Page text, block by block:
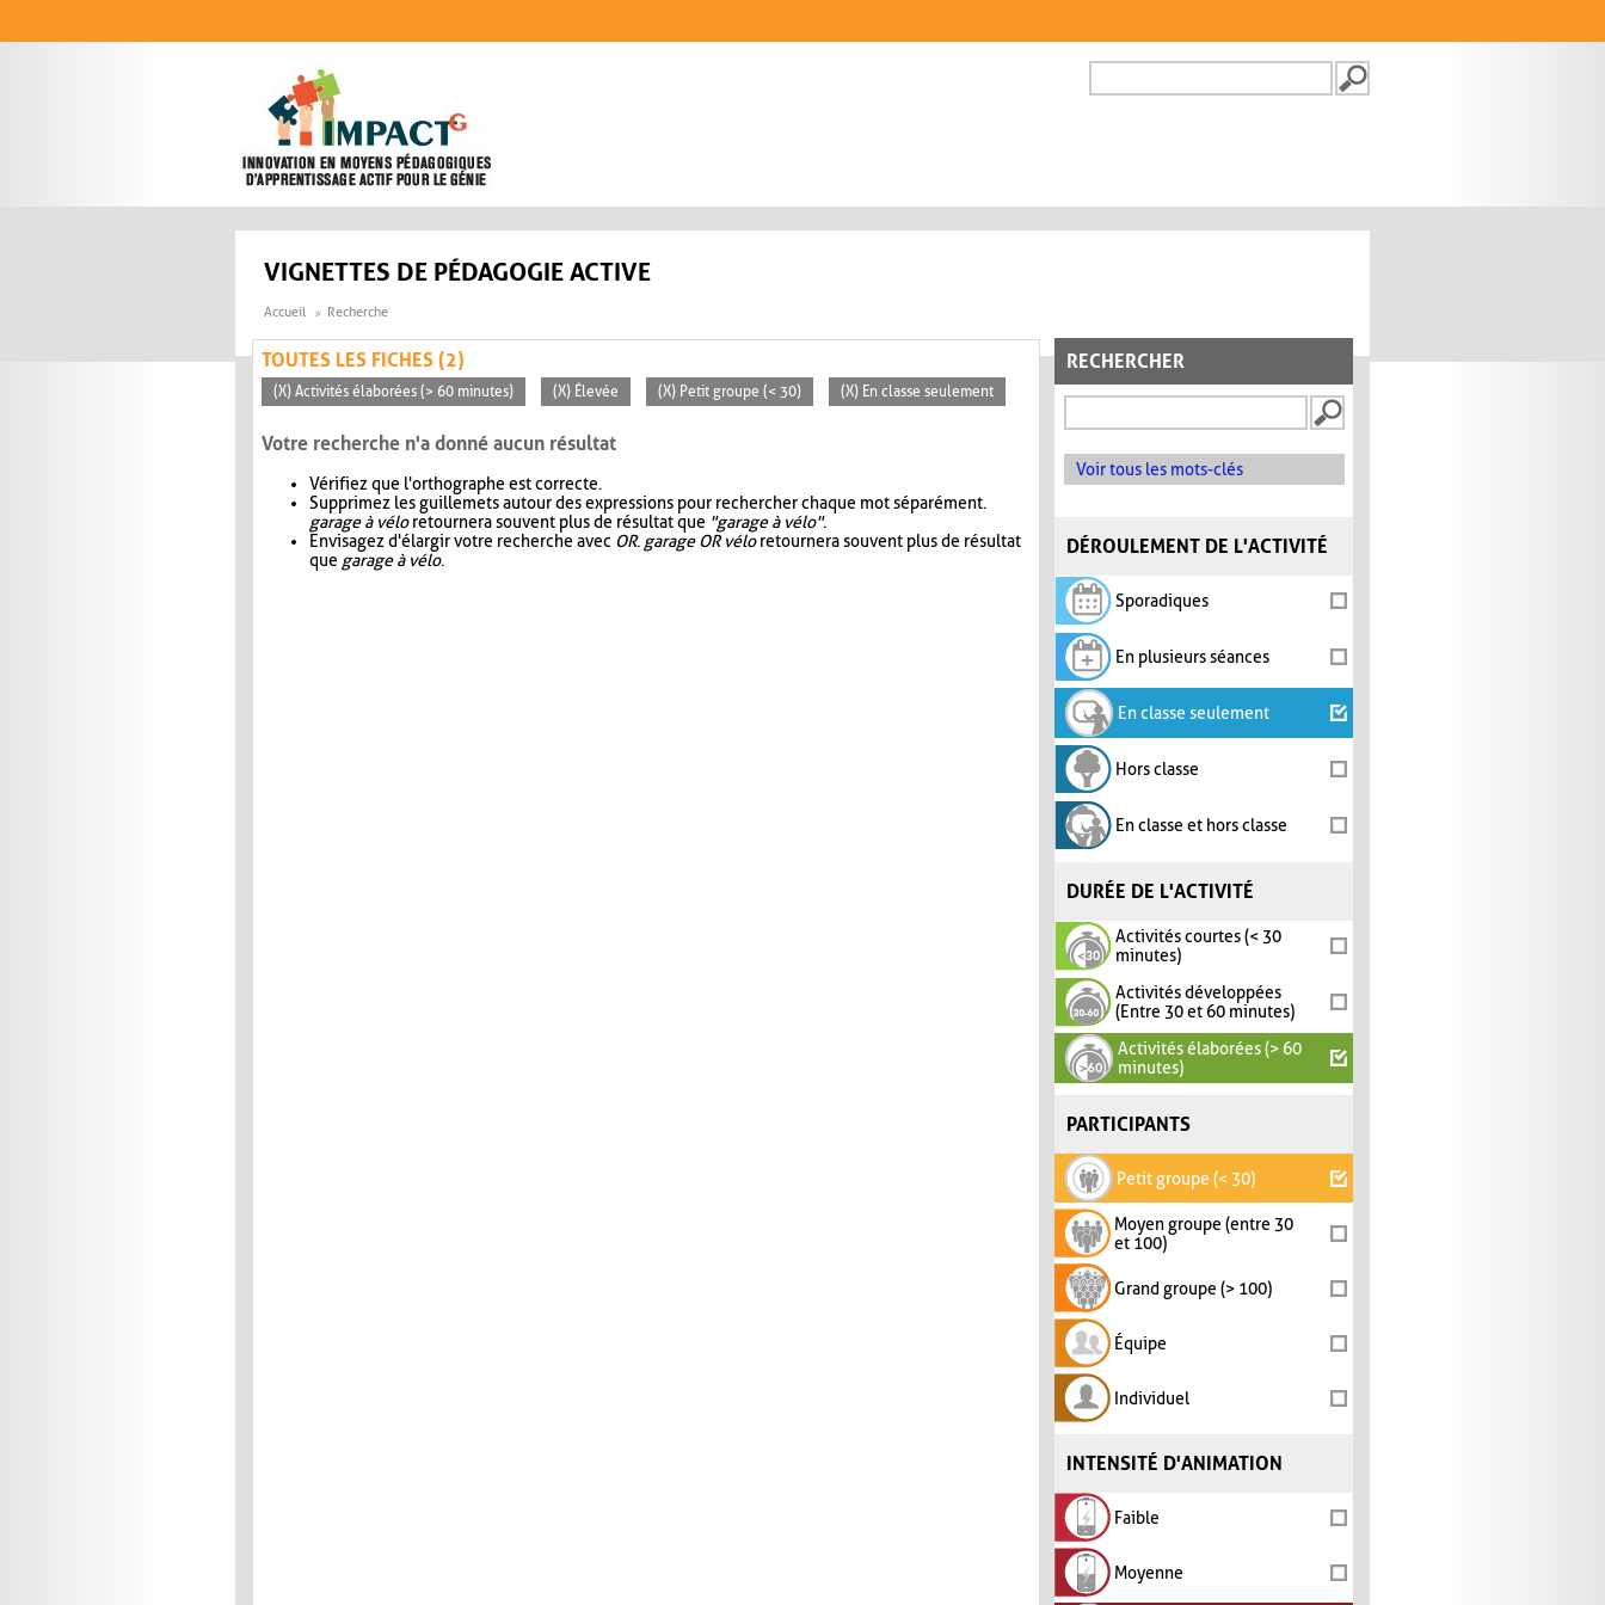
FORMULAIRE DE
VIGNETTES DE PÉDAGOGIE ACTIVE
Accueil Recherche
RECHERCHER
Voir tous les mots-clés
DÉROULEMENT DE L'ACTIVITÉ
Sporadiques
En plusieurs séances
En classe seulement
Hors classe
En classe et hors classe
DURÉE DE L'ACTIVITÉ
Activités courtes (< 30
minutes)
Activités développées
(Entre 30 et 60 minutes)
Activités élaborées (> 60
minutes)
PARTICIPANTS
Petit groupe (< 30)
Moyen groupe (entre 30
et 100)
Grand groupe (> 100)
Équipe
Individuel
INTENSITÉ D'ANIMATION
Faible
Moyenne
TOUTES LES FICHES (2)
(X) Activités élaborées (> 60 minutes) (X) Élevée (X) Petit groupe (< 30) (X) En classe seulement
Votre recherche n'a donné aucun résultat
Vérifiez que l'orthographe est correcte.
Supprimez les guillemets autour des expressions pour rechercher chaque mot séparément.
garage à véloretournera souvent plus de résultat que "garage à vélo".
Envisagez d'élargir votre recherche avec OR. garage OR véloretournera souvent plus de résultat
que garage à vélo.